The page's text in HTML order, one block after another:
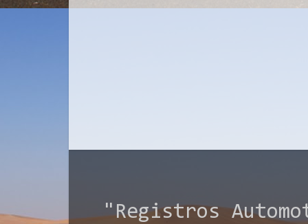
"Registros